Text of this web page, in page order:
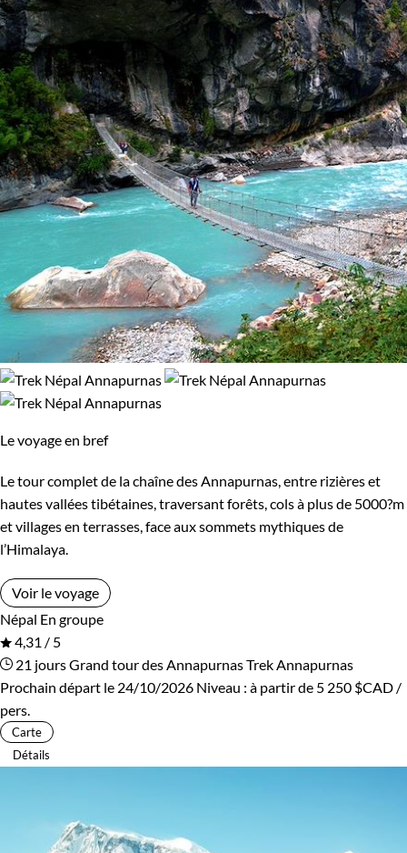
Le voyage en bref
Le tour complet de la chaîne des Annapurnas, entre rizières et
hautes vallées tibétaines, traversant forêts, cols à plus de 5000?m
et villages en terrasses, face aux sommets mythiques de
l’Himalaya.
Voir le voyage
Népal En groupe
4,31 / 5
21 joursGrand tour des AnnapurnasTrek Annapurnas
Prochain départ le 24/10/2026 Niveau : à partir de 5 250 $CAD /
pers.
Carte
Détails